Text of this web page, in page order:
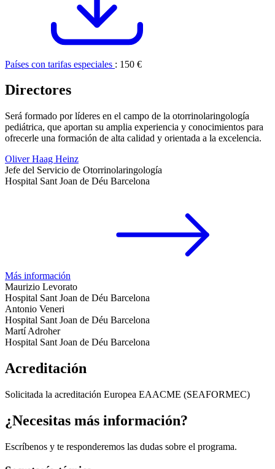
Países con tarifas especiales : 150 €
Directores
Será formado por líderes en el campo de la otorrinolaringología
pediátrica, que aportan su amplia experiencia y conocimientos para
ofrecerle una formación de alta calidad y orientada a la excelencia.
Oliver Haag Heinz
Jefe del Servicio de Otorrinolaringología
Hospital Sant Joan de Déu Barcelona
Más información
Maurizio Levorato
Hospital Sant Joan de Déu Barcelona
Antonio Veneri
Hospital Sant Joan de Déu Barcelona
Martí Adroher
Hospital Sant Joan de Déu Barcelona
Acreditación
Solicitada la acreditación Europea EAACME (SEAFORMEC)
¿Necesitas más información?
Escríbenos y te responderemos las dudas sobre el programa.